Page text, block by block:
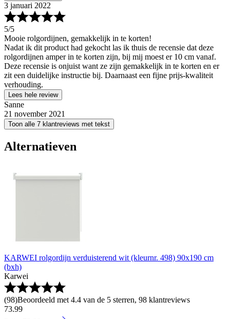
3 januari 2022
5/5
Mooie rolgordijnen, gemakkelijk in te korten!
Nadat ik dit product had gekocht las ik thuis de recensie dat deze
rolgordijnen amper in te korten zijn, bij mij moest er 10 cm vanaf.
Deze recensie is onjuist want ze zijn gemakkelijk in te korten en er
zit een duidelijke instructie bij. Daarnaast een fijne prijs-kwaliteit
verhouding.
Lees hele review
Sanne
21 november 2021
Toon alle 7 klantreviews met tekst
Alternatieven
KARWEI rolgordijn verduisterend wit (kleurnr. 498) 90x190 cm
(bxh)
Karwei
(98)Beoordeeld met 4.4 van de 5 sterren, 98 klantreviews
73.99